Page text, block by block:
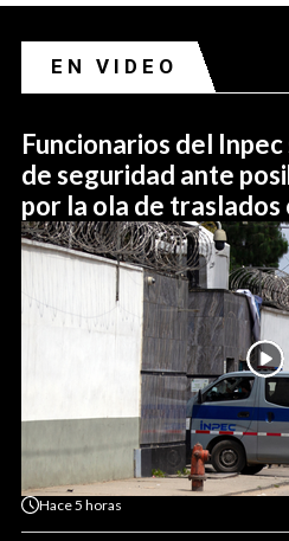
EN VIDEO
Funcionarios del
de seguridad ante
por la ola de
Hace5 horas